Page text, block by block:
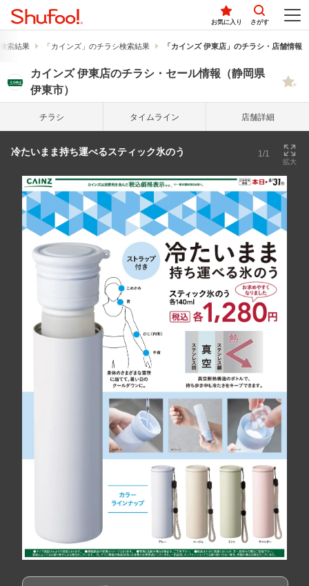
お気に入り さがす
索結果 「カインズ」のチラシ検索結果 「カインズ 伊東店」のチラシ・店舗情報
カインズ 伊東店のチラシ・セール情報（静岡県
伊東市）
チラシ タイム ライン 店舗詳細
冷たいまま持ち運べるスティック氷のう 1/1
拡大